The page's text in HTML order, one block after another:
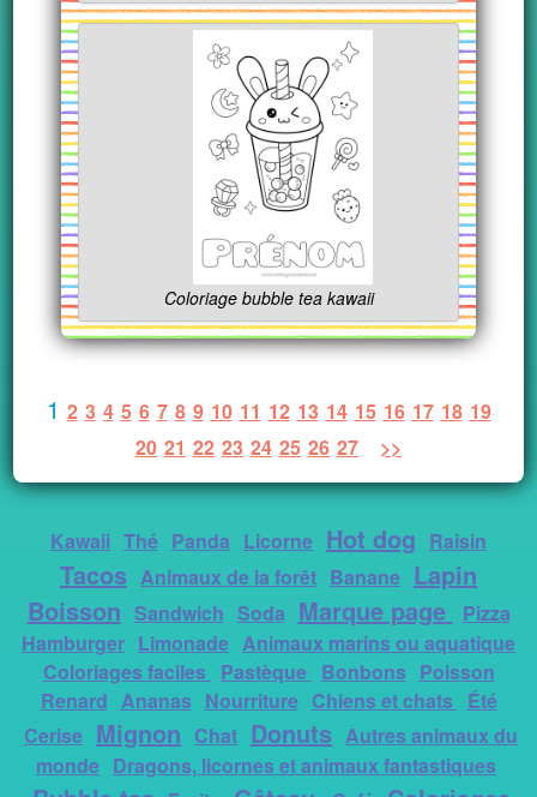
Coloriage bubble tea kawaii
1 2 3 4 5 6 7 8 9 10 11 12 13 14 15 16 17 18 19
20 21 22 23 24 25 26 27 >>
Kawaii Thé Panda Licorne Hot dog Raisin
Tacos Animaux de la forêt Banane Lapin
Boisson Sandwich Soda Marque page
Pizza
Hamburger Limonade Animaux marins ou aquatique
Coloriages faciles
Pastèque Bonbons Poisson
Renard Ananas Nourriture Chiens et chats
Été
Cerise Mignon Chat Donuts Autres animaux du
monde Dragons, licornes et animaux fantastiques